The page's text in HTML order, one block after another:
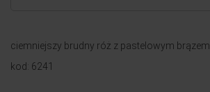
ciemniejszy brudny róż z pastelowym brązem
kod: 6241